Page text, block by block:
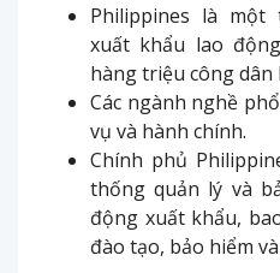
Philippines là
xuất khẩu lao
hàng triệu công dân
Các ngành nghề
vụ và hành chính.
Chính phủ
thống quản lý và
động xuất khẩu,
đào tạo, bảo hiểm